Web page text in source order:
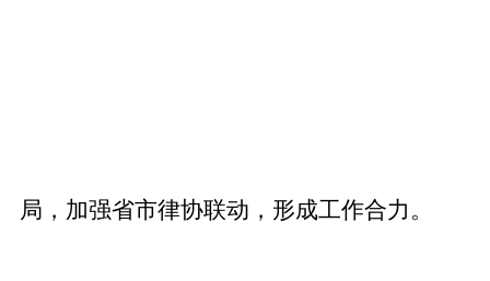
局，加强省市律协联动，形成工作合力。